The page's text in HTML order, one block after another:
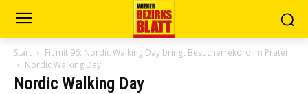
Start
Fit mit 96: Nordic Walking Day bringt Besucherrekord im Prater
Nordic Walking Day
Nordic Walking Day